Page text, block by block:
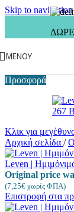
Skip to
ΜΕΝΟΎ
Προσφορά
Κλικ για
Αρχική σελίδα /
Leven |
Original price
(7,25€ χωρίς ΦΠΑ)
Επιστροφή στα